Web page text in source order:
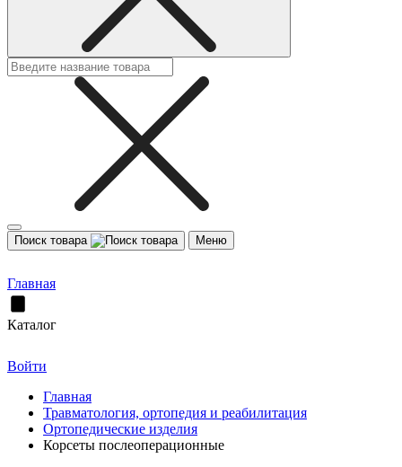
Поиск товара Меню
Главная
Каталог
Войти
Главная
Травматология, ортопедия и реабилитация
Ортопедические изделия
Корсеты послеоперационные